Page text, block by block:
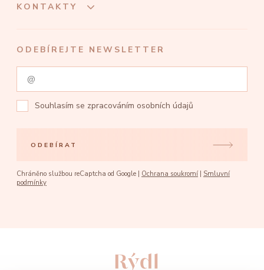
KONTAKTY
ODEBÍREJTE NEWSLETTER
Souhlasím se zpracováním osobních údajů
ODEBÍRAT
Chráněno službou reCaptcha od Google | Ochrana soukromí
Smluvní
podmínky